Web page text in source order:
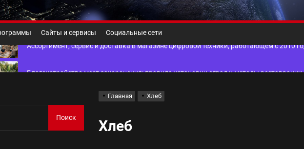
Сайты и сервисы Социальные сети
Основы поисковой оптимизации для коммерческих веб-ресурсов
Ассортимент, сервис и доставка в магазине цифровой техники, работающем с 2010
Главная Хлеб
Хлеб
Поиск